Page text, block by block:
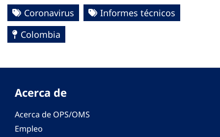
Coronavirus
Informes técnicos
Colombia
Acerca de
Acerca de OPS/OMS
Empleo